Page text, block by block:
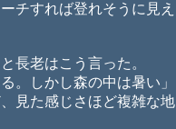
チすれば登れそうに見え
長老はこう言った。
。しかし森の中は暑い」
見た感じさほど複雑な地